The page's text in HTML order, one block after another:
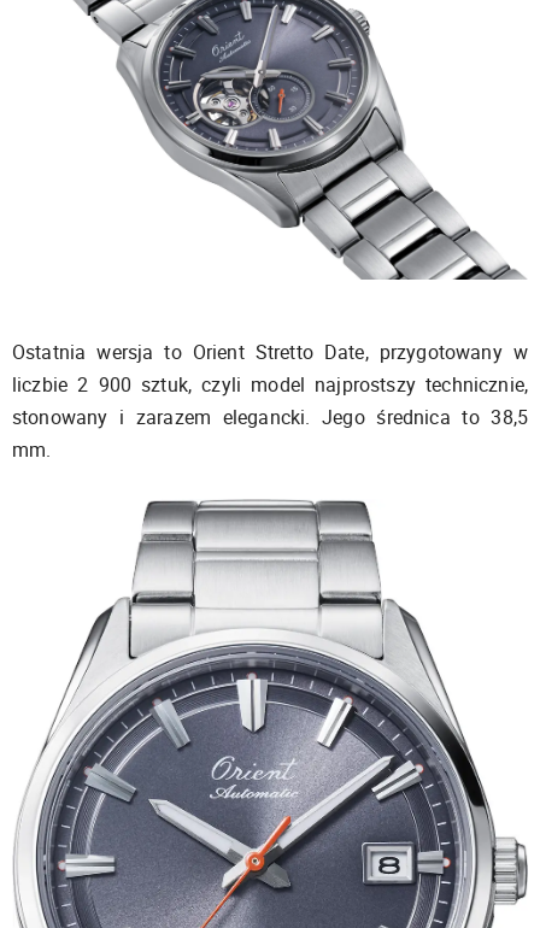
Ostatnia wersja to Orient Stretto Date, przygotowany w
liczbie 2 900 sztuk, czyli model najprostszy technicznie,
stonowany i zarazem elegancki. Jego średnica to 38,5
mm.